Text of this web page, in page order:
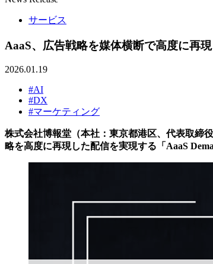
サービス
AaaS、広告戦略を媒体横断で高度に再
2026.01.19
#AI
#DX
#マーケティング
株式会社博報堂（本社：東京都港区、代表取締
略を高度に再現した配信を実現する「AaaS